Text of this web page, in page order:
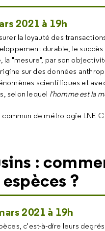
2021 à 19h
la loyauté des
durable, le
la "mesure", par son
sur des données
scientifiques et
selon lequel l'homme est la
de métrologie LNE-
:
?
2021 à 19h
c'est-à-dire leurs